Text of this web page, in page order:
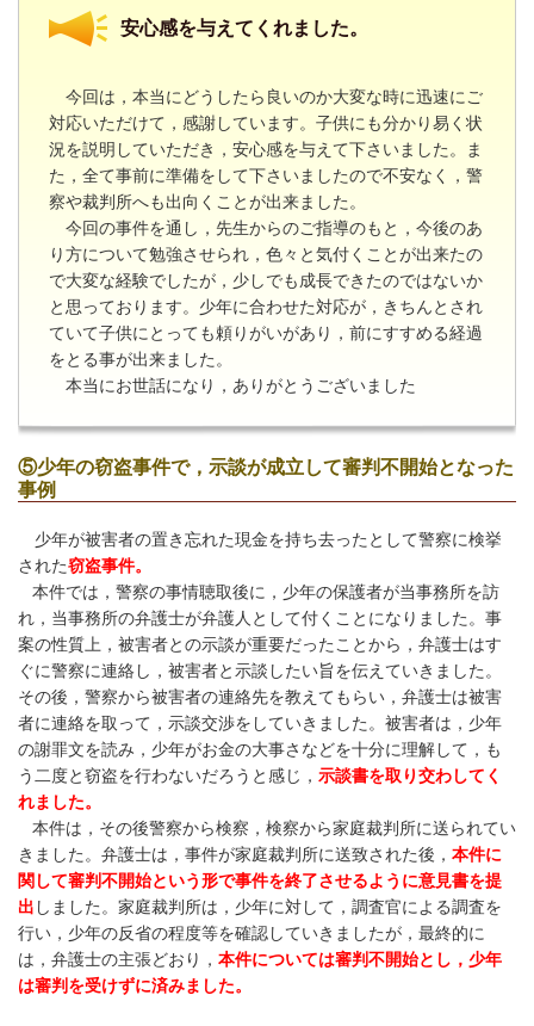
安心感を与えてくれました。
今回は，本当にどうしたら良いのか大変な時に迅速にご
対応いただけて，感謝しています。子供にも分かり易く状
況を説明していただき，安心感を与えて下さいました。ま
た，全て事前に準備をして下さいましたので不安なく，警
察や裁判所へも出向くことが出来ました。
今回の事件を通し，先生からのご指導のもと，今後のあ
り方について勉強させられ，色々と気付くことが出来たの
で大変な経験でしたが，少しでも成長できたのではないか
と思っております。少年に合わせた対応が，きちんとされ
ていて子供にとっても頼りがいがあり，前にすすめる経過
をとる事が出来ました。
本当にお世話になり，ありがとうございました
⑤少年の窃盗事件で，示談が成立して審判不開始となった
事例
少年が被害者の置き忘れた現金を持ち去ったとして警察に検挙
された窃盗事件。
本件では，警察の事情聴取後に，少年の保護者が当事務所を訪
れ，当事務所の弁護士が弁護人として付くことになりました。事
案の性質上，被害者との示談が重要だったことから，弁護士はす
ぐに警察に連絡し，被害者と示談したい旨を伝えていきました。
その後，警察から被害者の連絡先を教えてもらい，弁護士は被害
者に連絡を取って，示談交渉をしていきました。被害者は，少年
の謝罪文を読み，少年がお金の大事さなどを十分に理解して，も
う二度と窃盗を行わないだろうと感じ， 示談書を取り交わしてく
れました。
本件は，その後警察から検察，検察から家庭裁判所に送られてい
きました。弁護士は，事件が家庭裁判所に送致された後， 本件に
関して審判不開始という形で事件を終了させるように意見書を提
出 しました。家庭裁判所は，少年に対して，調査官による調査を
行い，少年の反省の程度等を確認していきましたが，最終的に
は，弁護士の主張どおり， 本件については審判不開始とし，少年
は審判を受けずに済みました。